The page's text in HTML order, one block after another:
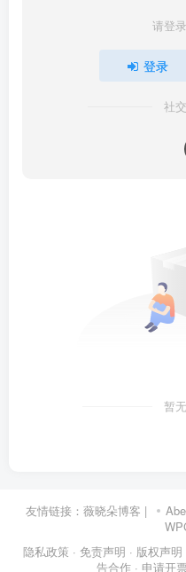
请登
登录
社
暂
友情链接： 薇晓朵博客 |
隐私政策 · 免责声明 · 版权声明
告合作 · 申请开